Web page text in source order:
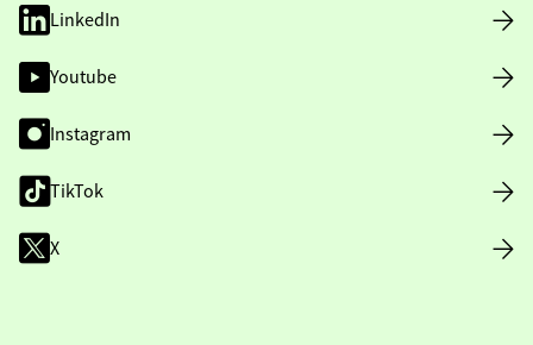
LinkedIn
Youtube
Instagram
TikTok
X